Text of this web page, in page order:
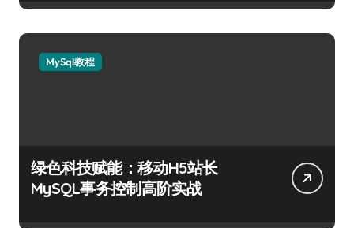
MySql教程
绿色科技赋能：移动H5站长
MySQL事务控制高阶实战